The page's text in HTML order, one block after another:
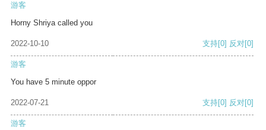
游客
Horny Shriya called you
2022-10-10 支持[0] 反对[0]
游客
You have 5 minute oppor
2022-07-21 支持[0] 反对[0]
游客